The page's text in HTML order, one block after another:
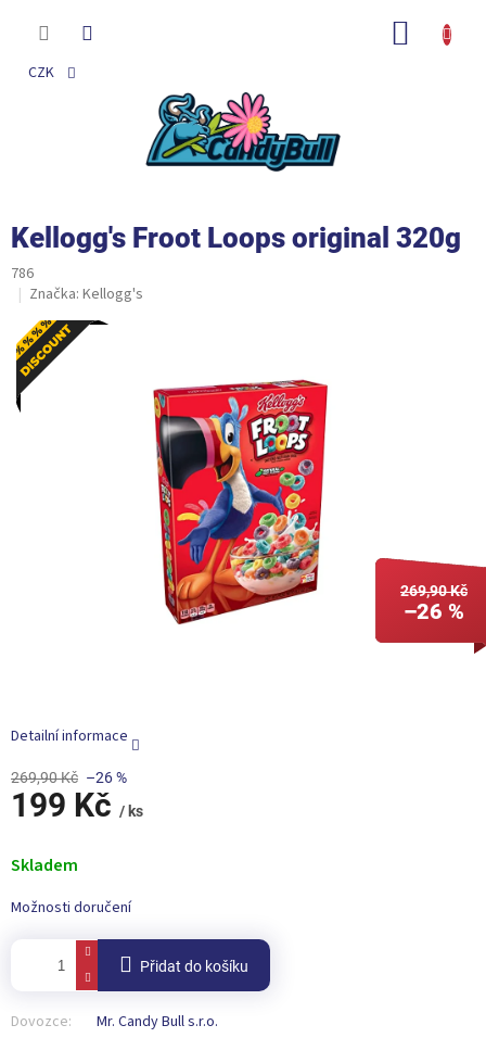
CZK
Kellogg's Froot Loops original 320g
786
Akce
Značka: Kellogg's
269,90 Kč
–26 %
269,90 Kč –26 %
199 Kč / ks
cena:
Skladem
Možnosti doručení
Přidat do košíku
Dovozce: Mr. Candy Bull s.r.o.
Detailní informace